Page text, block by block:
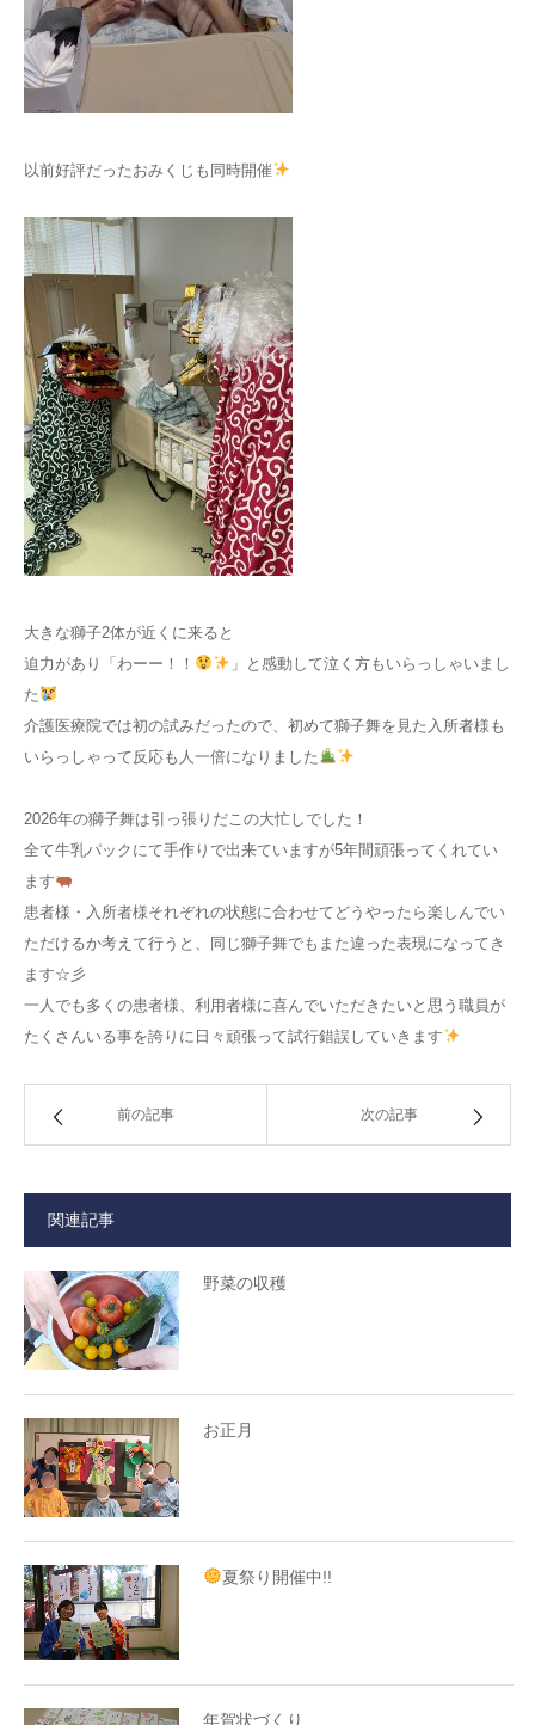
以前好評だったおみくじも同時開催
大きな獅子2体が近くに来ると
迫力があり「わーー！！
」と感動して泣く方もいらっしゃいまし
た
介護医療院では初の試みだったので、初めて獅子舞を見た入所者様も
いらっしゃって反応も人一倍になりました
2026年の獅子舞は引っ張りだこの大忙しでした！
全て牛乳パックにて手作りで出来ていますが5年間頑張ってくれてい
ます
患者様・入所者様それぞれの状態に合わせてどうやったら楽しんでい
ただけるか考えて行うと、同じ獅子舞でもまた違った表現になってき
ます☆彡
一人でも多くの患者様、利用者様に喜んでいただきたいと思う職員が
たくさんいる事を誇りに日々頑張って試行錯誤していきます
前の記事 次の記事
関連記事
野菜の収穫
お正月
夏祭り開催中!!
年賀状づくり